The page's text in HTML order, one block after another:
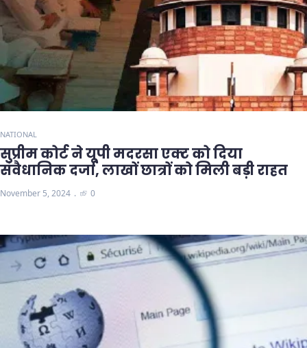
NATIONAL
सुप्रीम कोर्ट ने यूपी मदरसा एक्ट को दिया
संवैधानिक दर्जा, लाखों छात्रों को मिली बड़ी राहत
November 5, 2024 0